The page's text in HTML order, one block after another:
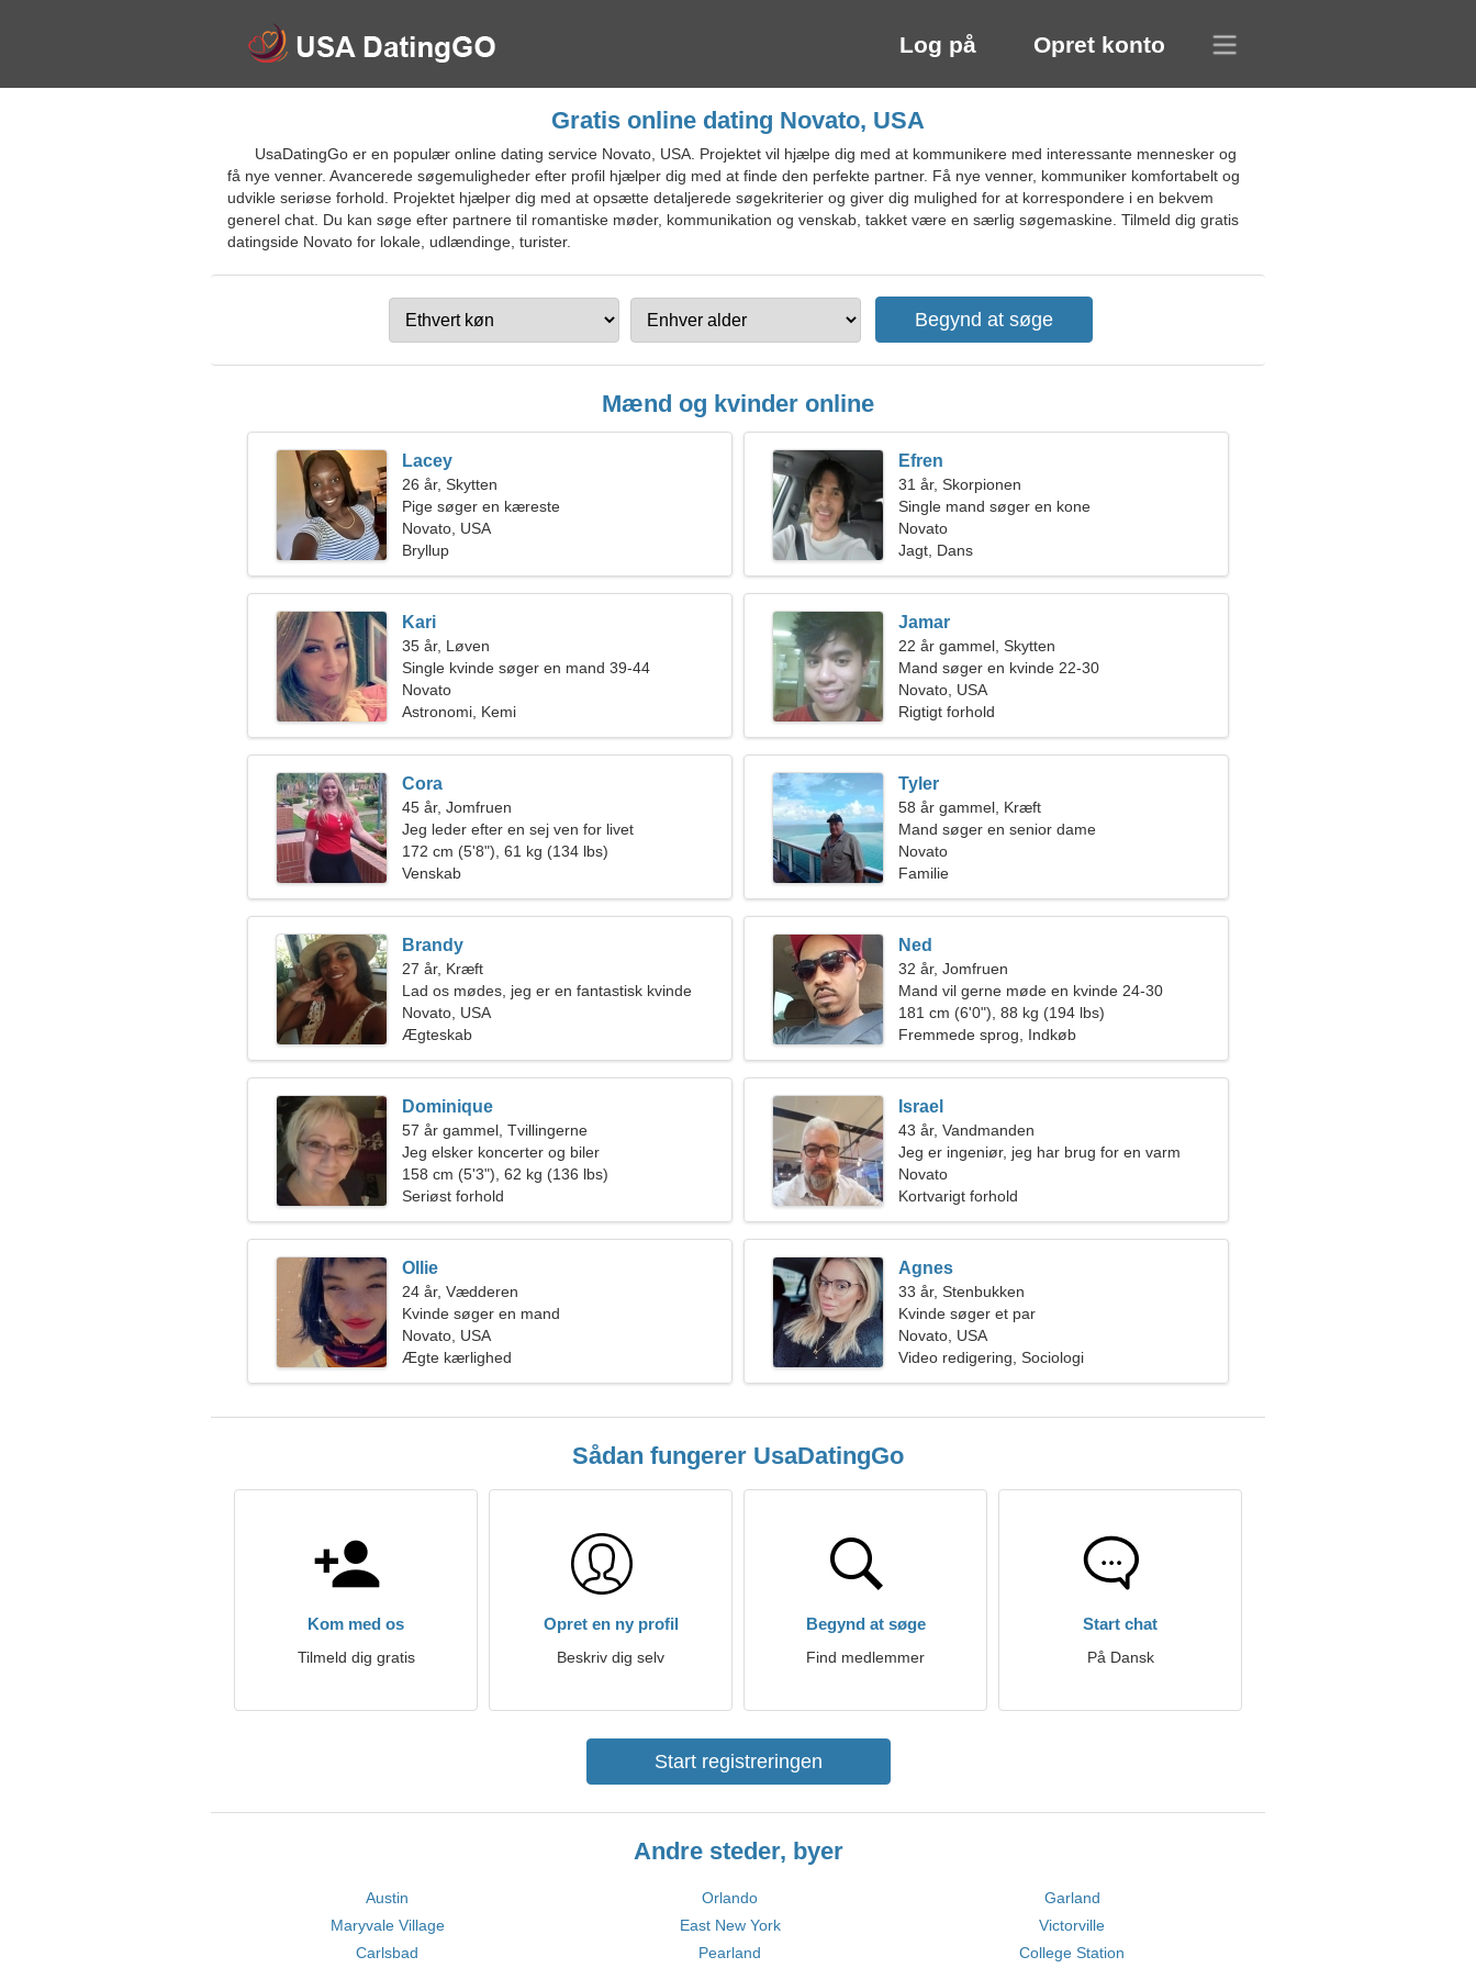
Log på Opret konto
Gratis online dating Novato, USA
UsaDatingGo er en populær online dating service Novato, USA. Projektet vil hjælpe dig med at kommunikere med interessante mennesker og
få nye venner. Avancerede søgemuligheder efter profil hjælper dig med at finde den perfekte partner. Få nye venner, kommuniker komfortabelt og
udvikle seriøse forhold. Projektet hjælper dig med at opsætte detaljerede søgekriterier og giver dig mulighed for at korrespondere i en bekvem
generel chat. Du kan søge efter partnere til romantiske møder, kommunikation og venskab, takket være en særlig søgemaskine. Tilmeld dig gratis
datingside Novato for lokale, udlændinge, turister.
Mænd og kvinder online
Lacey
26 år, Skytten
Pige søger en kæreste
Novato, USA
Bryllup
Efren
31 år, Skorpionen
Single mand søger en kone
Novato
Jagt, Dans
Kari
35 år, Løven
Single kvinde søger en mand 39-44
Novato
Astronomi, Kemi
Jamar
22 år gammel, Skytten
Mand søger en kvinde 22-30
Novato, USA
Rigtigt forhold
Cora
45 år, Jomfruen
Jeg leder efter en sej ven for livet
172 cm (5'8"), 61 kg (134 lbs)
Venskab
Tyler
58 år gammel, Kræft
Mand søger en senior dame
Novato
Familie
Brandy
27 år, Kræft
Lad os mødes, jeg er en fantastisk kvinde
Novato, USA
Ægteskab
Ned
32 år, Jomfruen
Mand vil gerne møde en kvinde 24-30
181 cm (6'0"), 88 kg (194 lbs)
Fremmede sprog, Indkøb
Dominique
57 år gammel, Tvillingerne
Jeg elsker koncerter og biler
158 cm (5'3"), 62 kg (136 lbs)
Seriøst forhold
Israel
43 år, Vandmanden
Jeg er ingeniør, jeg har brug for en varm
kvinde
Novato
Kortvarigt forhold
Ollie
24 år, Vædderen
Kvinde søger en mand
Novato, USA
Ægte kærlighed
Agnes
33 år, Stenbukken
Kvinde søger et par
Novato, USA
Video redigering, Sociologi
Sådan fungerer UsaDatingGo
Kom med os
Tilmeld dig gratis
Opret en ny profil
Beskriv dig selv
Begynd at søge
Find medlemmer
Start chat
På Dansk
Start registreringen
Andre steder, byer
Austin Orlando
Garland
Maryvale Village
East New York
Victorville
Carlsbad
Pearland College Station